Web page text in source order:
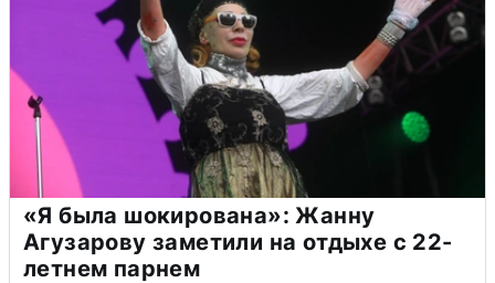
«Я была шокирована»: Жанну
Агузарову заметили на отдыхе с 22-
летнем парнем